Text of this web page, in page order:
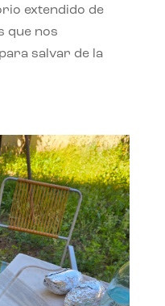
extendido de
que nos
salvar de la